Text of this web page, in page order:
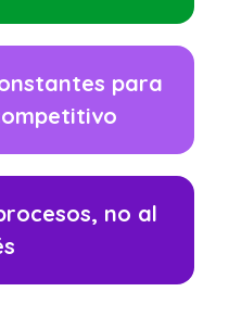
para
no al